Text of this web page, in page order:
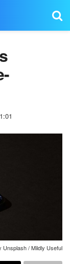
Unsplash / Mildly Useful